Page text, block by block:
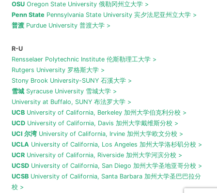
OSU Oregon State University 俄勒冈州立大学 >
Penn State Pennsylvania State University 宾夕法尼亚州立大学 >
普渡 Purdue University 普渡大学 >
R-U
Rensselaer Polytechnic Institute 伦斯勒理工大学 >
Rutgers University 罗格斯大学 >
Stony Brook University-SUNY 石溪大学 >
雪城 Syracuse University 雪城大学 >
University at Buffalo, SUNY 布法罗大学 >
UCB University of California, Berkeley 加州大学伯克利分校 >
UCD University of California, Davis 加州大学戴维斯分校 >
UCI 尔湾 University of California, Irvine 加州大学欧文分校 >
UCLA University of California, Los Angeles 加州大学洛杉矶分校 >
UCR University of California, Riverside 加州大学河滨分校 >
UCSD University of California, San Diego 加州大学圣地亚哥分校 >
UCSB University of California, Santa Barbara 加州大学圣巴巴拉分
校 >